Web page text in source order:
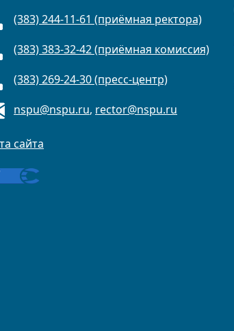
(383) 244-11-61 (приёмная ректора)
(383) 383-32-42 (приёмная комиссия)
(383) 269-24-30 (пресс-центр)
nspu@nspu.ru, rector@nspu.ru
сайта